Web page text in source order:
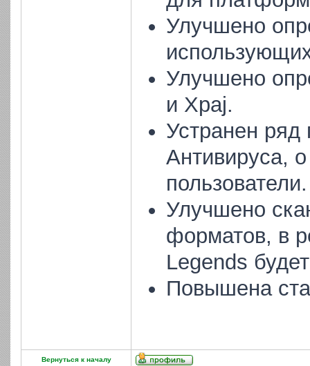
Улучшено
Улучшено
и Xpaj.
Устранен ряд
Антивируса,
пользователи.
Улучшено
форматов, в
Legends
Повышена
Вернуться к началу